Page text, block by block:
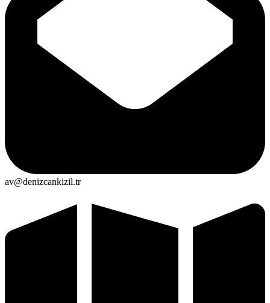
av@denizcankizil.tr